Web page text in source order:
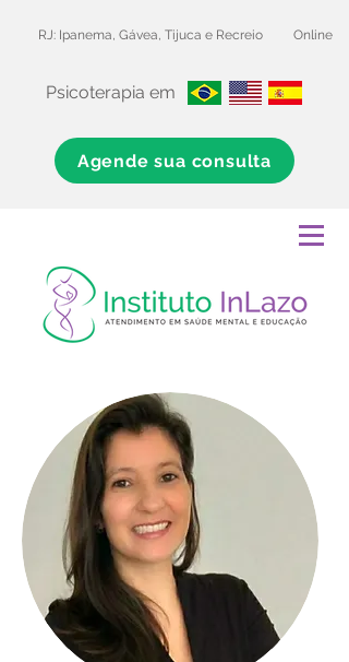
RJ: Ipanema, Gávea, Tijuca e Recreio Online
Psicoterapia em
Agende sua consulta